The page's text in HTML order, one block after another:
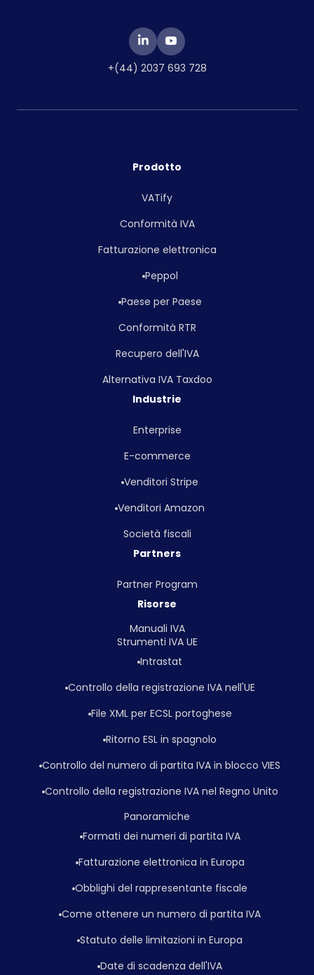
+(44) 2037 693 728
Prodotto
VATify
Conformità IVA
Fatturazione elettronica
Peppol
Paese per Paese
Conformità RTR
Recupero dell'IVA
Alternativa IVA Taxdoo
Industrie
Enterprise
E-commerce
Venditori Stripe
Venditori Amazon
Società fiscali
Partners
Partner Program
Risorse
Manuali IVA
Strumenti IVA UE
Intrastat
Controllo della registrazione IVA nell'UE
File XML per ECSL portoghese
Ritorno ESL in spagnolo
Controllo del numero di partita IVA in blocco VIES
Controllo della registrazione IVA nel Regno Unito
Panoramiche
Formati dei numeri di partita IVA
Fatturazione elettronica in Europa
Obblighi del rappresentante fiscale
Come ottenere un numero di partita IVA
Statuto delle limitazioni in Europa
Date di scadenza dell'IVA